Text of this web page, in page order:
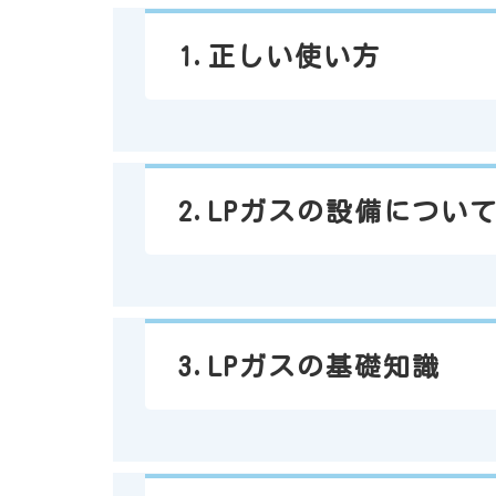
1. 正しい使い方
2. LPガスの設備につい
3. LPガスの基礎知識